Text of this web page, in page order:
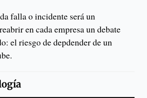
falla o incidente será un
en cada empresa un debate
el riesgo de depdender de un